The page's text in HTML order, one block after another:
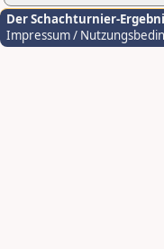
Der Schachturnier-
Impressum /